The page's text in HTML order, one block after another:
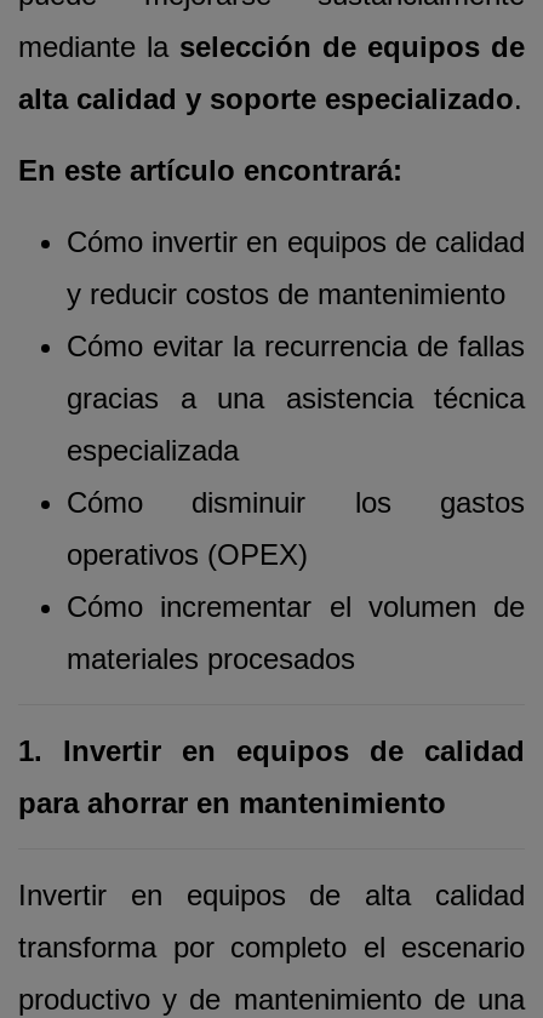
mediante la selección de equipos de
alta calidad y soporte especializado.
En este artículo encontrará:
Cómo invertir en equipos de calidad
y reducir costos de mantenimiento
Cómo evitar la recurrencia de fallas
gracias a una asistencia técnica
especializada
Cómo disminuir los gastos
operativos (OPEX)
Cómo incrementar el volumen de
materiales procesados
1. Invertir en equipos de calidad
para ahorrar en mantenimiento
Invertir en equipos de alta calidad
transforma por completo el escenario
productivo y de mantenimiento de una